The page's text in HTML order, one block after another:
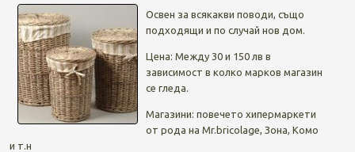
Освен за всякакви поводи, също
подходящи и по случай нов дом.
Цена: Между 30 и 150 лв в
зависимост в колко марков магазин
се гледа.
Магазини: повечето хипермаркети
от рода на Mr.bricolage, Зона, Комо
и т.н